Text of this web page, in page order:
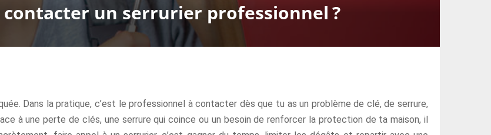
un serrurier professionnel ?
Dans la pratique, c’est le professionnel à contacter dès que tu as un problème de clé, de serrure,
à une perte de clés, une serrure qui coince ou un besoin de renforcer la protection de ta maison, il